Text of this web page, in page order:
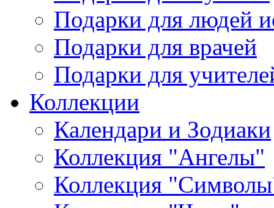
Подарки для людей
Подарки для врачей
Подарки для
Коллекции
Календари и Зодиаки
Коллекция "Ангелы"
Коллекция